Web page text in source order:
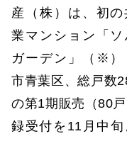
産（株）は、初の
業マンション「ソ
ガーデン」（※）
市青葉区、総戸数
の第1期販売（80
録受付を11月中旬